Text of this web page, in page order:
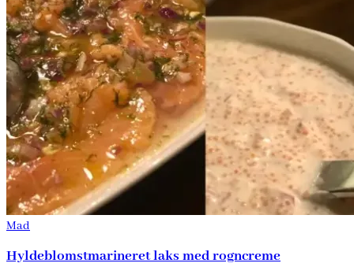
Mad
Hyldeblomstmarineret laks med rogncreme